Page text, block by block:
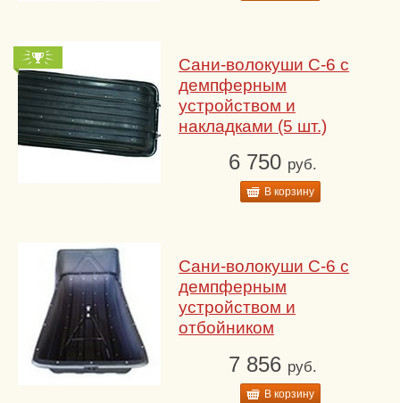
Сани-волокуши С-6 с
демпферным
устройством и
накладками (5 шт.)
6 750 руб.
В корзину
Сани-волокуши С-6 с
демпферным
устройством и
отбойником
7 856 руб.
В корзину